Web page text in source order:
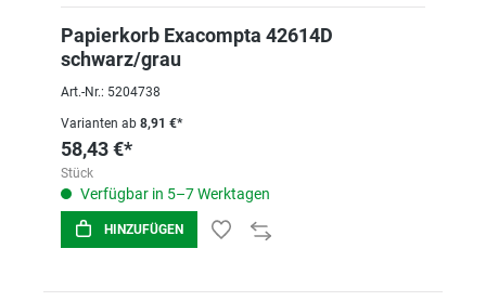
Papierkorb Exacompta 42614D
schwarz/grau
Art.-Nr.: 5204738
Varianten ab 8,91 €*
58,43 €*
Stück
Verfügbar in 5–7 Werktagen
HINZUFÜGEN